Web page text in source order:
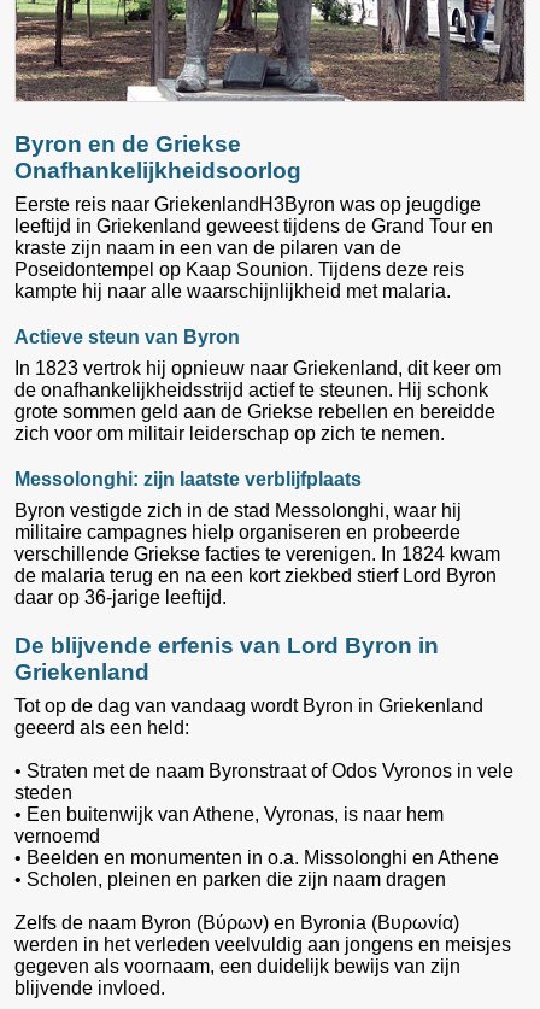
Byron en de Griekse
Onafhankelijkheidsoorlog
Eerste reis naar GriekenlandH3Byron was op jeugdige
leeftijd in Griekenland geweest tijdens de Grand Tour en
kraste zijn naam in een van de pilaren van de
Poseidontempel op Kaap Sounion. Tijdens deze reis
kampte hij naar alle waarschijnlijkheid met malaria.
Actieve steun van Byron
In 1823 vertrok hij opnieuw naar Griekenland, dit keer om
de onafhankelijkheidsstrijd actief te steunen. Hij schonk
grote sommen geld aan de Griekse rebellen en bereidde
zich voor om militair leiderschap op zich te nemen.
Messolonghi: zijn laatste verblijfplaats
Byron vestigde zich in de stad Messolonghi, waar hij
militaire campagnes hielp organiseren en probeerde
verschillende Griekse facties te verenigen. In 1824 kwam
de malaria terug en na een kort ziekbed stierf Lord Byron
daar op 36-jarige leeftijd.
De blijvende erfenis van Lord Byron in
Griekenland
Tot op de dag van vandaag wordt Byron in Griekenland
geeerd als een held:
• Straten met de naam Byronstraat of Odos Vyronos in vele
steden
• Een buitenwijk van Athene, Vyronas, is naar hem
vernoemd
• Beelden en monumenten in o.a. Missolonghi en Athene
• Scholen, pleinen en parken die zijn naam dragen
Zelfs de naam Byron (Βύρων) en Byronia (Βυρωνία)
werden in het verleden veelvuldig aan jongens en meisjes
gegeven als voornaam, een duidelijk bewijs van zijn
blijvende invloed.